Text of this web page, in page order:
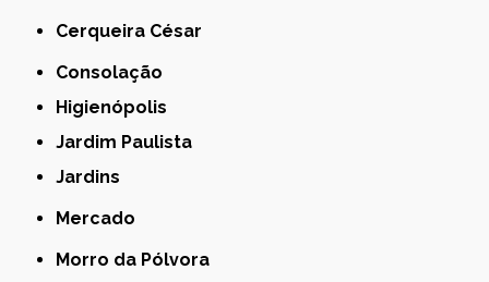
Cerqueira César
Consolação
Higienópolis
Jardim Paulista
Jardins
Mercado
Morro da Pólvora